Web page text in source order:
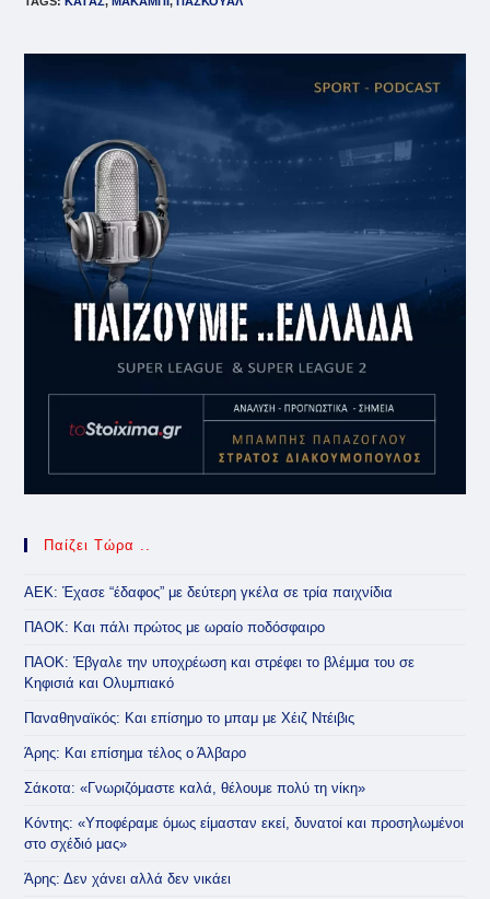
Παίζει Τώρα ..
ΑΕΚ: Έχασε “έδαφος” με δεύτερη γκέλα σε τρία παιχνίδια
ΠΑΟΚ: Και πάλι πρώτος με ωραίο ποδόσφαιρο
ΠΑΟΚ: Έβγαλε την υποχρέωση και στρέφει το βλέμμα του σε
Κηφισιά και Ολυμπιακό
Παναθηναϊκός: Και επίσημο το μπαμ με Χέιζ Ντέιβις
Άρης: Και επίσημα τέλος ο Άλβαρο
Σάκοτα: «Γνωριζόμαστε καλά, θέλουμε πολύ τη νίκη»
Κόντης: «Υποφέραμε όμως είμασταν εκεί, δυνατοί και προσηλωμένοι
στο σχέδιό μας»
Άρης: Δεν χάνει αλλά δεν νικάει